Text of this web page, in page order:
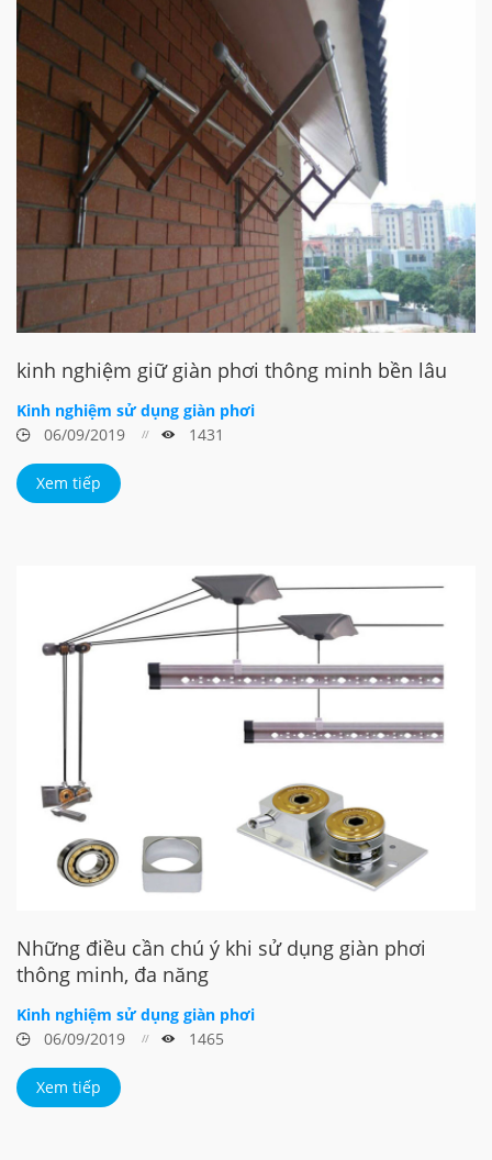
kinh nghiệm giữ giàn phơi thông minh bền lâu
Kinh nghiệm sử dụng giàn phơi
06/09/2019
1431
Xem tiếp
Những điều cần chú ý khi sử dụng giàn phơi
thông minh, đa năng
Kinh nghiệm sử dụng giàn phơi
06/09/2019
1465
Xem tiếp